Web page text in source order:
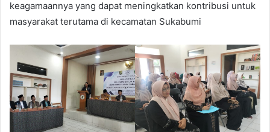
keagamaannya yang dapat meningkatkan kontribusi untuk
masyarakat terutama di kecamatan Sukabumi